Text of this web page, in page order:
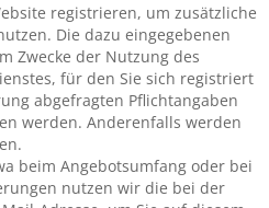
registrieren, um zusätzliche
Die dazu eingegebenen
Zwecke der Nutzung des
für den Sie sich registriert
abgefragten Pflichtangaben
werden. Anderenfalls werden
beim Angebotsumfang oder bei
nutzen wir die bei der